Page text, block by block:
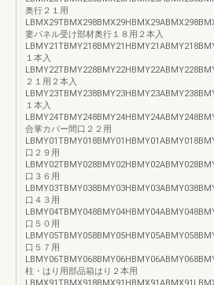
奥行２１用
妻パネル受け部材奥行１８用２本入
１本入
２１用２本入
１本入
合掌カバー間口２２用
口２９用
口３６用
口４３用
口５０用
口５７用
柱・はり用部品箱はり２本用